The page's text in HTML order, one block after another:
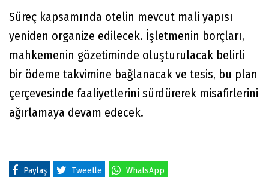
Süreç kapsamında otelin mevcut mali yapısı
yeniden organize edilecek. İşletmenin borçları,
mahkemenin gözetiminde oluşturulacak belirli
bir ödeme takvimine bağlanacak ve tesis, bu plan
çerçevesinde faaliyetlerini sürdürerek misafirlerini
ağırlamaya devam edecek.
Paylaş Tweetle WhatsApp